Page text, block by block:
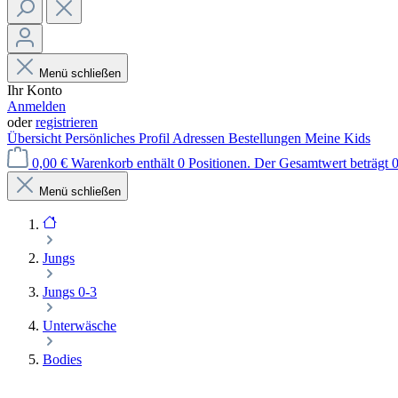
Menü schließen
Ihr Konto
Anmelden
oderregistrieren
Übersicht Persönliches Profil Adressen Bestellungen Meine Kids
0,00 € Warenkorb enthält 0 Positionen. Der Gesamtwert beträgt
Menü schließen
Jungs
Jungs 0-3
Unterwäsche
Bodies